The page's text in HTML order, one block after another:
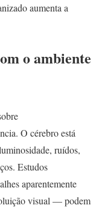
aumenta a
o ambiente
O cérebro está
ruídos,
Estudos
aparentemente
visual — podem